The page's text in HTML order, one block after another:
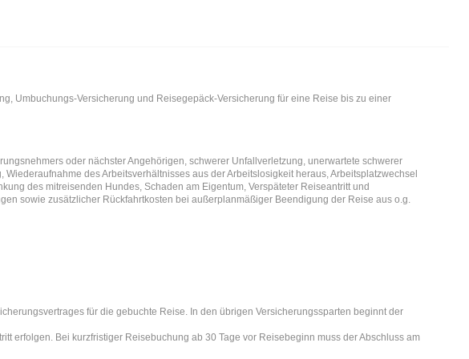
Umbuchungs-Versicherung und Reisegepäck-Versicherung für eine Reise bis zu einer
oder nächster Angehörigen, schwerer Unfallverletzung, unerwartete schwerer
des Arbeitsverhältnisses aus der Arbeitslosigkeit heraus, Arbeitsplatzwechsel
des mitreisenden Hundes, Schaden am Eigentum, Verspäteter Reiseantritt und
sowie zusätzlicher Rückfahrtkosten bei außerplanmäßiger Beendigung der Reise aus o.g.
für die gebuchte Reise. In den übrigen Versicherungssparten beginnt der
erfolgen. Bei kurzfristiger Reisebuchung ab 30 Tage vor Reisebeginn muss der Abschluss am